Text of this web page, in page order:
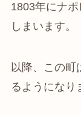
1803年にナ
しまいます。
以降、この町
るようになり